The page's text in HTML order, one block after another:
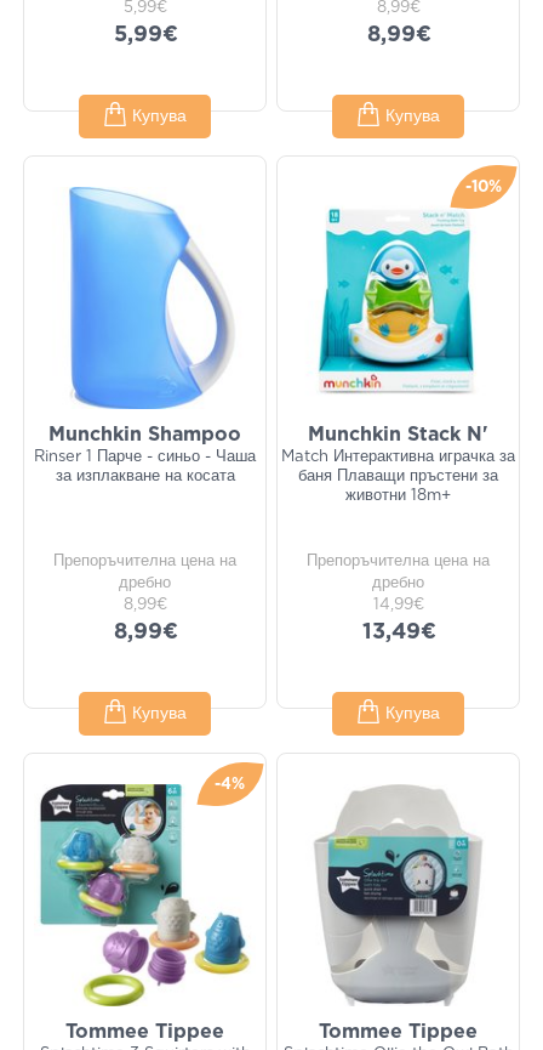
5,99€
5,99€
Купува
8,99€
8,99€
Купува
Munchkin Shampoo
Rinser 1 Парче - синьо - Чаша
за изплакване на косата
Препоръчителна цена на
дребно
8,99€
8,99€
Купува
-10%
Munchkin Stack N'
Match Интерактивна играчка за
баня Плаващи пръстени за
животни 18m+
Препоръчителна цена на
дребно
14,99€
13,49€
Купува
-4%
Tommee Tippee Tommee Tippee